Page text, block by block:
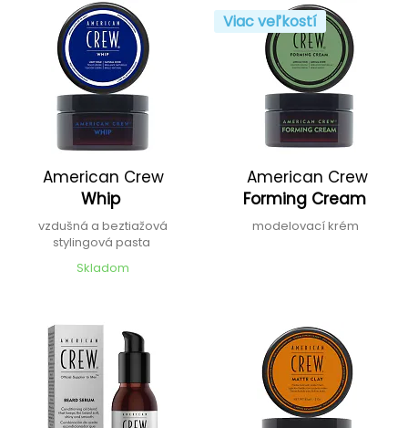
American Crew
Whip
vzdušná a beztiažová
stylingová pasta
Skladom
Viac veľkostí
American Crew
Forming Cream
modelovací krém